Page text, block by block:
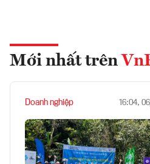
Mới nhất trên
Doanh nghiệp 16:04,